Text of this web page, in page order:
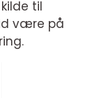
til
være på